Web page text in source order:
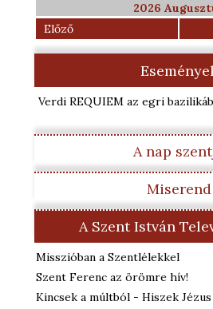
2026
Előző
Verdi REQUIEM az egri
A nap
Miserend
A Szent István
Misszióban a Szentlélekkel
Szent Ferenc az örömre hív!
Kincsek a múltból - Hiszek